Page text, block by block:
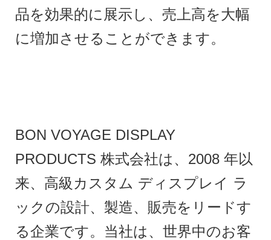
品を効果的に展示し、売上高を大幅
に増加させることができます。
BON VOYAGE DISPLAY
PRODUCTS 株式会社は、2008 年以
来、高級カスタム ディスプレイ ラ
ックの設計、製造、販売をリードす
る企業です。当社は、世界中のお客